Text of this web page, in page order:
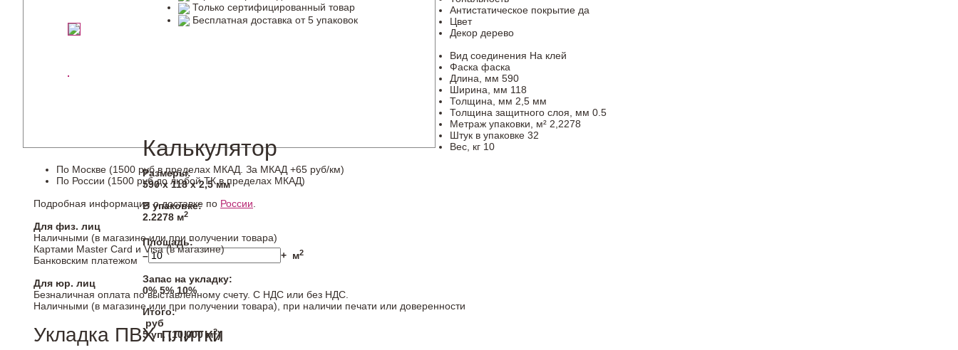
Только сертифицированный товар
Бесплатная доставка от 5 упаковок
Калькулятор
Размеры:
590 х 118 х 2,5 мм
В упаковке:
2.2278 м2
Площадь:
–
+ м2
Запас на укладку:
0% 5% 10%
Итого:
руб
5уп. (10,000м2)
Антистатическое покрытие да
Цвет
Декор дерево
Вид соединения На клей
Фаска фаска
Длина, мм 590
Ширина, мм 118
Толщина, мм 2,5 мм
Толщина защитного слоя, мм 0.5
Метраж упаковки, м² 2,2278
Штук в упаковке 32
Вес, кг 10
По Москве (1500 руб в пределах МКАД. За МКАД +65 руб/км)
По России (1500 руб до любой ТК в пределах МКАД)
Подробная информация о доставке по России.
Для физ. лиц
Наличными (в магазине или при получении товара)
Картами Master Card и Visa (в магазине)
Банковским платежом
Для юр. лиц
Безналичная оплата по выставленному счету. С НДС или без НДС.
Наличными (в магазине или при получении товара), при наличии печати или доверенности
Укладка ПВХ плитки